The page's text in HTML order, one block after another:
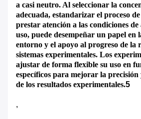
a casi neutro. Al seleccionar la
adecuada, estandarizar el proceso
prestar atención a las condiciones
uso, puede desempeñar un papel en
entorno y el apoyo al progreso de la
sistemas experimentales. Los
ajustar de forma flexible su uso en
específicos para mejorar la
de los resultados experimentales.5
,